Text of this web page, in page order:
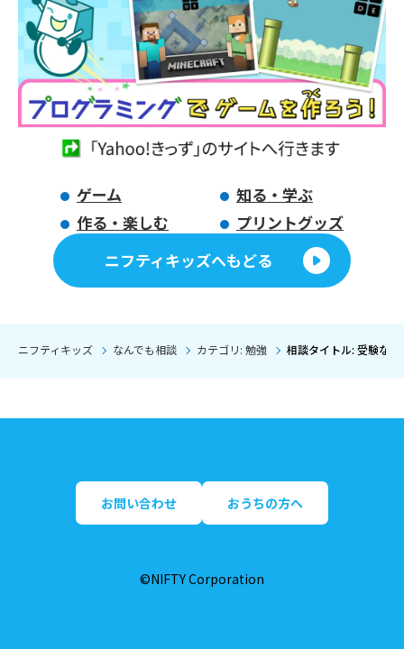
ゲーム
知る・学ぶ
作る・楽しむ
プリントグッズ
ニフティキッズへもどる
ニフティキッズ なんでも相談 カテゴリ: 勉強 相談タイトル: 受験な
お問い合わせ おうちの方へ
©NIFTY Corporation